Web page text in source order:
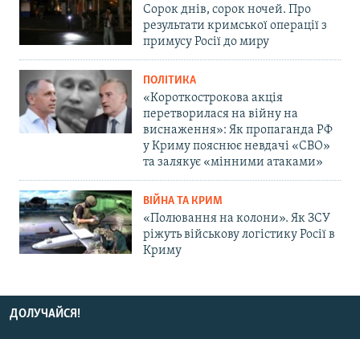
Сорок днів, сорок ночей. Про
результати кримської операції з
примусу Росії до миру
ПОЛІТИКА
«Короткострокова акція
перетворилася на війну на
виснаження»: Як пропаганда РФ
у Криму пояснює невдачі «СВО»
та залякує «мінними атаками»
ВІЙНА ТА КРИМ
«Полювання на колони». Як ЗСУ
ріжуть військову логістику Росії в
Криму
ДОЛУЧАЙСЯ!